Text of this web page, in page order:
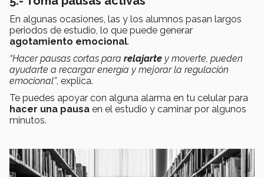
En algunas ocasiones, las y los alumnos pasan largos
periodos de estudio, lo que puede generar
agotamiento emocional.
“Hacer pausas cortas para relajarte y moverte, pueden
ayudarte a recargar energía y mejorar la regulación
emocional”, explica.
Te puedes apoyar con alguna alarma en tu celular para
hacer una pausa en el estudio y caminar por algunos
minutos.